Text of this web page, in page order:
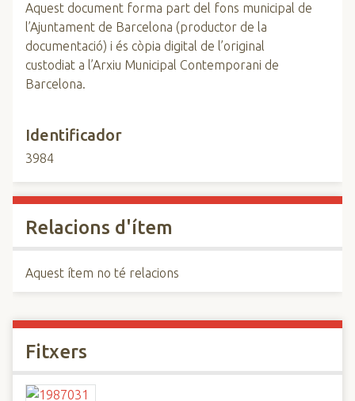
Aquest document forma part del fons municipal de
l’Ajuntament de Barcelona (productor de la
documentació) i és còpia digital de l’original
custodiat a l’Arxiu Municipal Contemporani de
Barcelona.
Identificador
3984
Relacions d'ítem
Aquest ítem no té relacions
Fitxers